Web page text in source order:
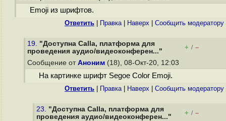
Emoji из шрифтов.
Ответить Правка| Наверх Cообщить модератору
19. "Доступна Calla, платформа для
проведения аудио/видеоконферен..."
+ / –
Сообщение от Аноним (18), 08-Окт-20, 12:03
На картинке шрифт Segoe Color Emoji.
Ответить Правка| Наверх Cообщить модератору
23. "Доступна Calla, платформа для
проведения аудио/видеоконферен..."
+ / –